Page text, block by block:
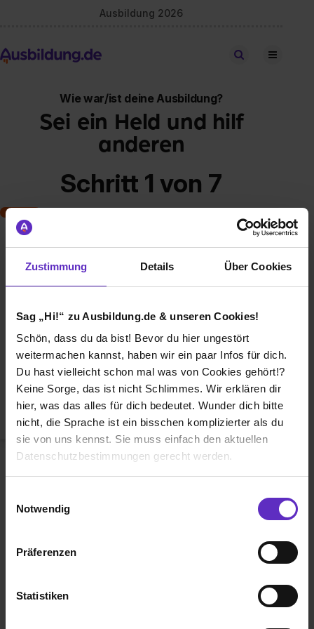
Zustimmung Details Über Cookies
Sag „Hi!“ zu Ausbildung.de & unseren Cookies!
Schön, dass du da bist! Bevor du hier ungestört
weitermachen kannst, haben wir ein paar Infos für dich.
Du hast vielleicht schon mal was von Cookies gehört!?
Keine Sorge, das ist nicht Schlimmes. Wir erklären dir
hier, was das alles für dich bedeutet. Wunder dich bitte
nicht, die Sprache ist ein bisschen komplizierter als du
sie von uns kennst. Sie muss einfach den aktuellen
Datenschutzbestimmungen gerecht werden.
Benutzung der Webseite getroffenen Einstellungen zu
Webseite zu analysieren („Statistiken“), um
Informationen zu deiner Verwendung unserer Website an
Notwendig
Präferenzen
Statistiken
Ausbildung 2026
Stellen finden
Wie war/ist deine Ausbildung?
Sei ein Held und hilf
anderen
Schritt 1 von 7
Klassische duale Berufsausbildung
Weiterbildung
Betriebsinterne Ausbildung
Abiturientenprogramm
Weiter zu Schritt 2
Studiumund